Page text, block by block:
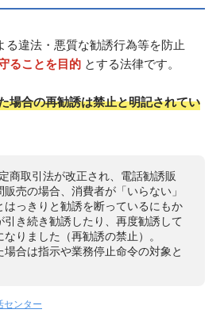
る違法・悪質な勧誘行為等を防止
ることを目的 とする法律です。
場合の再勧誘は禁止と明記されてい
商取引法が改正され、電話勧誘販
売の場合、消費者が「いらない」
はっきりと勧誘を断っているにもか
き続き勧誘したり、再度勧誘して
りました（再勧誘の禁止）。
場合は指示や業務停止命令の対象と
センター